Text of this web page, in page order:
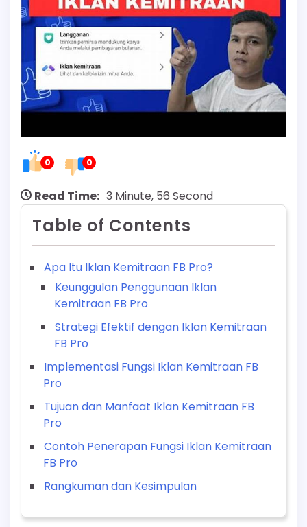
0 0
Read Time: 3 Minute, 56 Second
Table of Contents
Apa Itu Iklan Kemitraan FB Pro?
Keunggulan Penggunaan Iklan
Kemitraan FB Pro
Strategi Efektif dengan Iklan Kemitraan
FB Pro
Implementasi Fungsi Iklan Kemitraan FB
Pro
Tujuan dan Manfaat Iklan Kemitraan FB
Pro
Contoh Penerapan Fungsi Iklan Kemitraan
FB Pro
Rangkuman dan Kesimpulan